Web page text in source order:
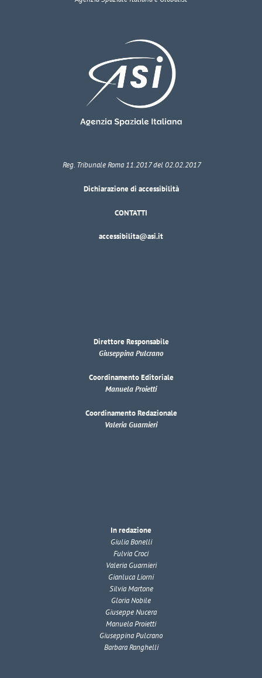
Reg. Tribunale Roma 11.2017 del 02.02.2017
Dichiarazione di accessibilità
CONTATTI
accessibilita@asi.it
Direttore Responsabile
Giuseppina Pulcrano
Coordinamento Editoriale
Manuela Proietti
Coordinamento Redazionale
Valeria Guarnieri
In redazione
Giulia Bonelli
Fulvia Croci
Valeria Guarnieri
Gianluca Liorni
Silvia Martone
Gloria Nobile
Giuseppe Nucera
Manuela Proietti
Giuseppina Pulcrano
Barbara Ranghelli